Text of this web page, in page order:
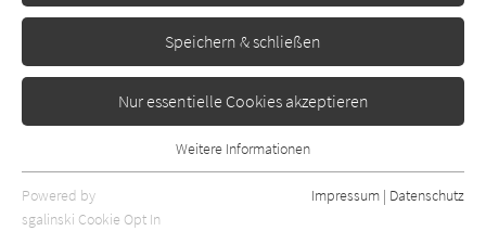
Speichern & schließen
Nur essentielle Cookies akzeptieren
Essentielle Cookies werden für grundlegende Funktionen der
Webseite benötigt. Dadurch ist gewährleistet, dass die Webseite
Weitere Informationen
Powered by
sgalinski Cookie Opt In
Impressum | Datenschutz